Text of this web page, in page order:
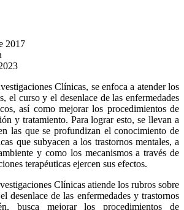
2017
Clínicas, se enfoca a atender los
el curso y el desenlace de las enfermedades
así como mejorar los procedimientos de
y tratamiento. Para lograr esto, se llevan a
las que se profundizan el conocimiento de
que subyacen a los trastornos mentales, a
y como los mecanismos a través de
terapéuticas ejercen sus efectos.
Clínicas atiende los rubros sobre
desenlace de las enfermedades y trastornos
busca mejorar los procedimientos de